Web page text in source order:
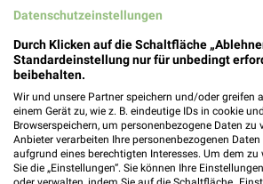
76,7 km
Datenschutzeinstellungen
Durch Klicken auf die Schaltfläche
Standardeinstellung nur für unbedingt
beibehalten.
Wir und unsere Partner speichern und/oder greifen
einem Gerät zu, wie z. B. eindeutige IDs in cookie
Browserspeichern, um personenbezogene Daten zu
Anbieter verarbeiten Ihre personenbezogenen
aufgrund eines berechtigten Interesses. Um dem zu
Sie die „Einstellungen“. Sie können Ihre